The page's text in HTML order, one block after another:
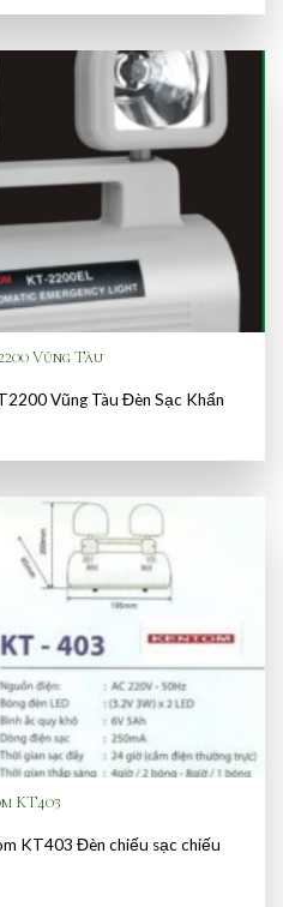
Vũng Tàu
Vũng Tàu Đèn Sạc Khẩn
KT403
KT403 Đèn chiếu sạc chiếu